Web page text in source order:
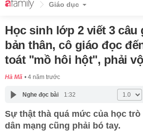
Giáo dục
Học sinh lớp 2 viết 3 câu
bản thân, cô giáo đọc
toát "mồ hôi hột", phải
Hà Mã 4 năm trước
Nghe đọc bài 1:32
Sự thật thà quá mức của học
dân mạng cũng phải bó tay.